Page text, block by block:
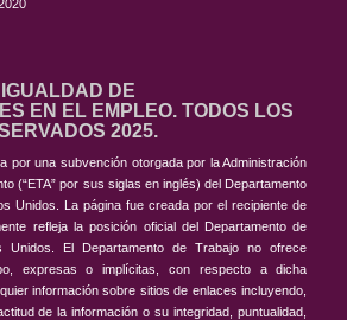
DE
EN EL EMPLEO. TODOS LOS
2025.
por una subvención otorgada por la Administración
(“ETA” por sus siglas en inglés) del Departamento
Unidos. La página fue creada por el recipiente de
refleja la posición oficial del Departamento de
Unidos. El Departamento de Trabajo no ofrece
expresas o implícitas, con respecto a dicha
información sobre sitios de enlaces incluyendo,
de la información o su integridad, puntualidad,